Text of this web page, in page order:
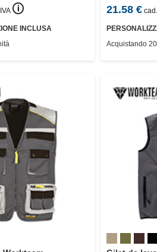
🛈
INCLUSA
21.58€
Acquistando